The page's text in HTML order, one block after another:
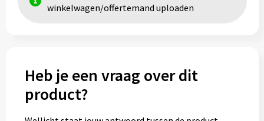
winkelwagen/offertemand uploaden
Heb je een vraag over dit
product?